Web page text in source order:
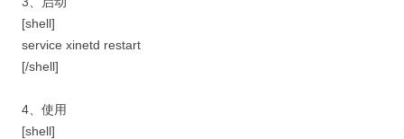
[shell]
service xinetd restart
[/shell]
4、使用
[shell]